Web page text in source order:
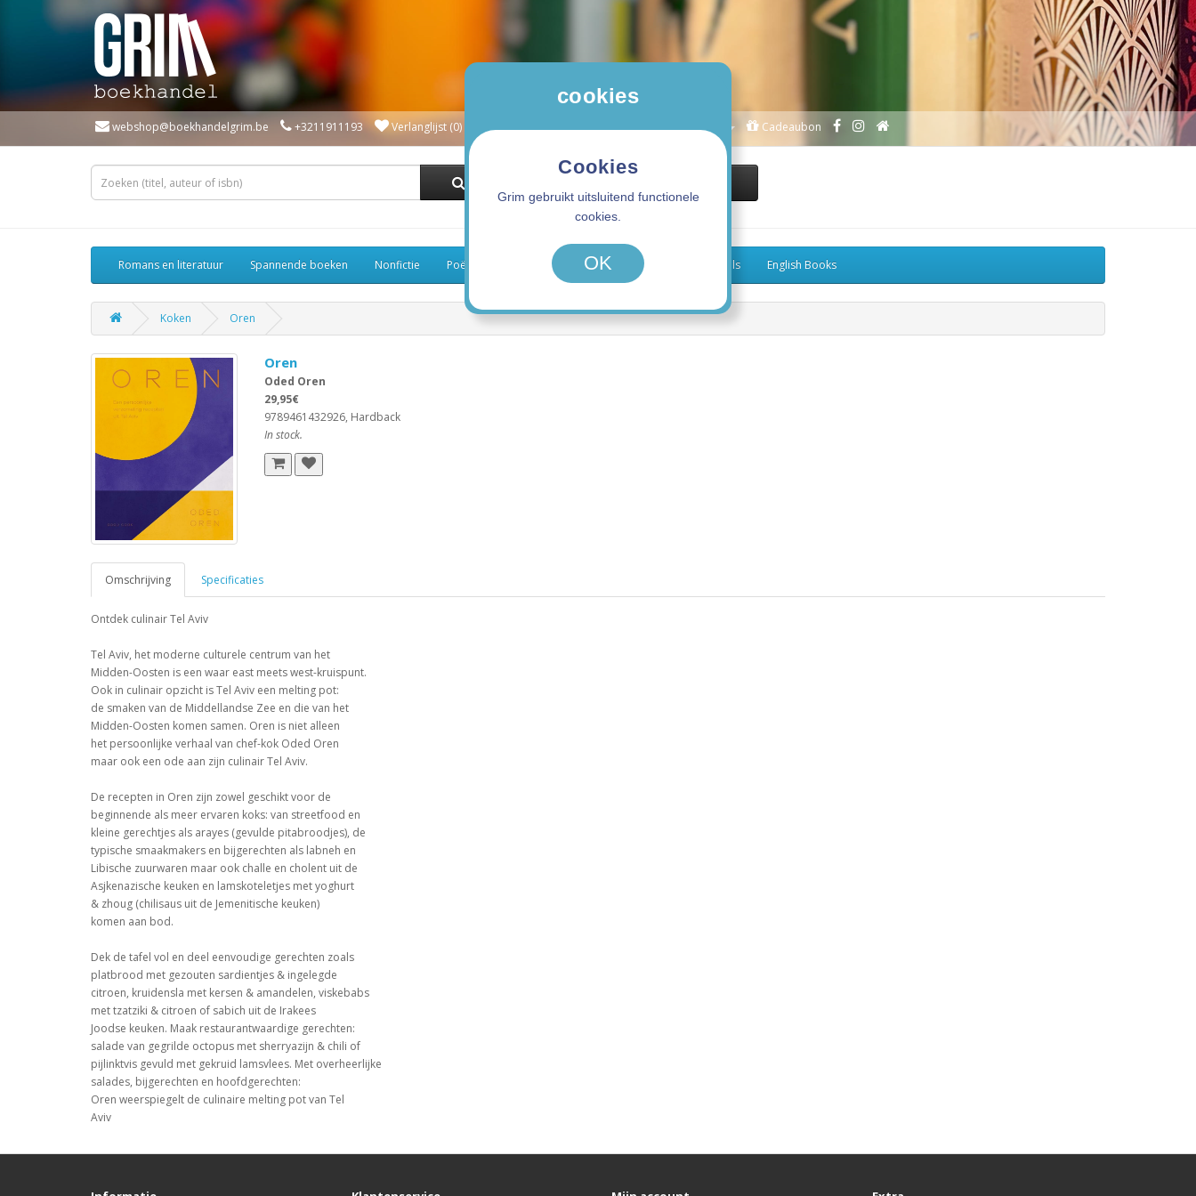
webshop@boekhandelgrim.be +3211911193 Verlanglijst (0) Winkelwagen Afrekenen Mijn Account Cadeaubon
Romans en literatuur Spannende boeken Nonfictie Poëzie Kinderboeken Koken Graphic Novels English Books
Koken Oren
Oren
Oded Oren
29,95€
9789461432926, Hardback
In stock.
Omschrijving Specificaties
Ontdek culinair Tel Aviv
Tel Aviv, het moderne culturele centrum van het
Midden-Oosten is een waar east meets west-kruispunt.
Ook in culinair opzicht is Tel Aviv een melting pot:
de smaken van de Middellandse Zee en die van het
Midden-Oosten komen samen. Oren is niet alleen
het persoonlijke verhaal van chef-kok Oded Oren
maar ook een ode aan zijn culinair Tel Aviv.
De recepten in Oren zijn zowel geschikt voor de
beginnende als meer ervaren koks: van streetfood en
kleine gerechtjes als arayes (gevulde pitabroodjes), de
typische smaakmakers en bijgerechten als labneh en
Libische zuurwaren maar ook challe en cholent uit de
Asjkenazische keuken en lamskoteletjes met yoghurt
& zhoug (chilisaus uit de Jemenitische keuken)
komen aan bod.
Dek de tafel vol en deel eenvoudige gerechten zoals
platbrood met gezouten sardientjes & ingelegde
citroen, kruidensla met kersen & amandelen, viskebabs
met tzatziki & citroen of sabich uit de Irakees
Joodse keuken. Maak restaurantwaardige gerechten:
salade van gegrilde octopus met sherryazijn & chili of
pijlinktvis gevuld met gekruid lamsvlees. Met overheerlijke
salades, bijgerechten en hoofdgerechten:
Oren weerspiegelt de culinaire melting pot van Tel
Aviv
cookies
Cookies
Grim gebruikt uitsluitend functionele
cookies.
OK